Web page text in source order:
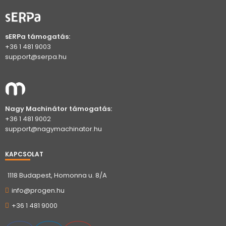
sERPa támogatás:
+36 1 481 9003
support@serpa.hu
Nagy Machinátor támogatás:
+36 1 481 9002
support@nagymachinator.hu
KAPCSOLAT
1118 Budapest, Homonna u. 8/A
info@progen.hu
+36 1 481 9000